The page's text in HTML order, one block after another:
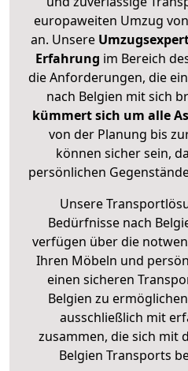
europaweiten Umzug
an. Unsere
Erfahrung im Bereich
die Anforderungen, die ein
nach Belgien mit sich
kümmert sich um alle
von der Planung bis
können sicher sein,
persönlichen
Unsere
Bedürfnisse nach
verfügen über die
Ihren Möbeln und
einen sicheren
Belgien zu
ausschließlich mit
zusammen, die sich mit
Belgien Transports